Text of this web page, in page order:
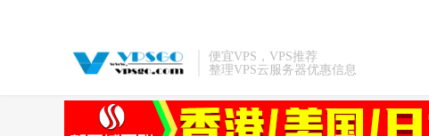
便宜VPS，VPS推荐
整理VPS云服务器优惠信息